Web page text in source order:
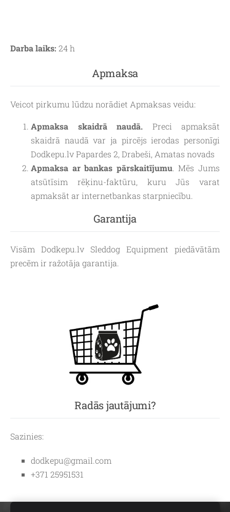
Darba laiks: 24 h
Apmaksa
Veicot pirkumu lūdzu norādiet Apmaksas veidu:
Apmaksa skaidrā naudā. Preci apmaksāt
skaidrā naudā var ja pircējs ierodas personīgi
Dodkepu.lv Papardes 2, Drabeši, Amatas novads
Apmaksa ar bankas pārskaitījumu. Mēs Jums
atsūtīsim rēķinu-faktūru, kuru Jūs varat
apmaksāt ar internetbankas starpniecību.
Garantija
Visām Dodkepu.lv Sleddog Equipment piedāvātām
precēm ir ražotāja garantija.
Radās jautājumi?
Sazinies:
dodkepu@gmail.com
+371 25951531